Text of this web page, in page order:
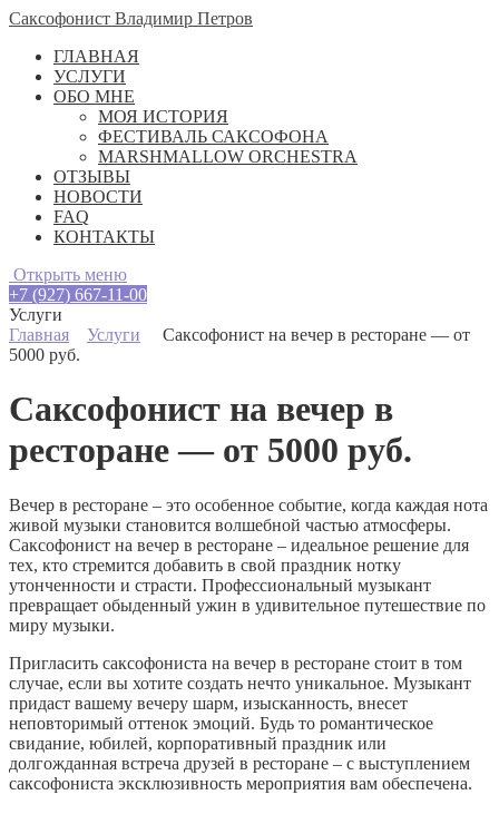
Саксофонист Владимир Петров
ГЛАВНАЯ
УСЛУГИ
ОБО МНЕ
МОЯ ИСТОРИЯ
ФЕСТИВАЛЬ САКСОФОНА
MARSHMALLOW ORCHESTRA
ОТЗЫВЫ
НОВОСТИ
FAQ
КОНТАКТЫ
Открыть меню
+7 (927) 667-11-00
Услуги
Главная
Услуги
Саксофонист на вечер в ресторане — от
5000 руб.
Саксофонист на вечер в
ресторане — от 5000 руб.
Вечер в ресторане – это особенное событие, когда каждая нота
живой музыки становится волшебной частью атмосферы.
Саксофонист на вечер в ресторане – идеальное решение для
тех, кто стремится добавить в свой праздник нотку
утонченности и страсти. Профессиональный музыкант
превращает обыденный ужин в удивительное путешествие по
миру музыки.
Пригласить саксофониста на вечер в ресторане стоит в том
случае, если вы хотите создать нечто уникальное. Музыкант
придаст вашему вечеру шарм, изысканность, внесет
неповторимый оттенок эмоций. Будь то романтическое
свидание, юбилей, корпоративный праздник или
долгожданная встреча друзей в ресторане – с выступлением
саксофониста эксклюзивность мероприятия вам обеспечена.